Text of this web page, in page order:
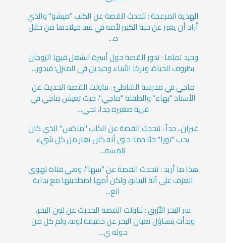
الهدية المزعجة : تتحدث القصة عن الكلب "ميشو" والذي
أراد أن يعبر عن حبه الكبير لأمه في عيد ميلادها من خلال
ه...
وحيد تماما : تدور القصة حول أسرة انشغل فيها الزوجان
بظروف الحياة، وتركا الأبناء وحيدين في المنزل؛ فيدور...
ماجي في مدرسة الشاطئ : تناولت القصة الحديث عن
الأستاذ "بهاء" والطفلة "ماجي"، حيث تعيش ماجي في
قرية صغيرة جدا، تحي...
غيران.. جداً : تتحدث القصة عن الكلب "ماكس" الذي كان
يحب "نورا" حبًا جما؛ حتى أنه كان يغار من كل شيء
تلمسه...
هذا ما أريد : تتحدث القصة عن "سها"، وهي فتاة تهوى
العزف على آلة البيانو، ولكن أمها اصطحبتها مع بداية
الع...
سر البحر الأزرق : تناولت القصة الحديث عن لون البحر،
وبدأت بتساؤل ثعبان البحر عن حقيقة لونه، ولم كل من
حوله ي...